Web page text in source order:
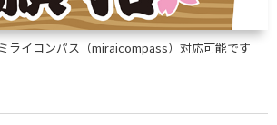
ライコンパス（miraicompass）対応可能です